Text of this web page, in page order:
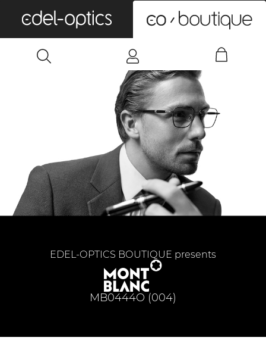
MB0444O (004)
EDEL-OPTICS BOUTIQUE presents